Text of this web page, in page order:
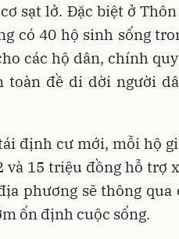
sạt lở. Đặc biệt ở
có 40 hộ sinh sống
các hộ dân, chính
toàn đề di dời người
định cư mới, mỗi hộ
15 triệu đồng hỗ trợ
phương sẽ thông
ốn định cuộc sống.